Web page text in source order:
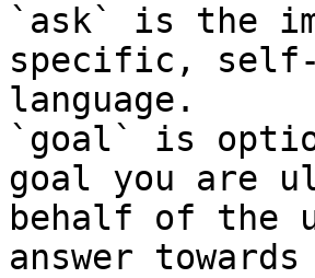
`ask` is the
specific, self-
language.
`goal` is
goal you are
behalf of the
answer